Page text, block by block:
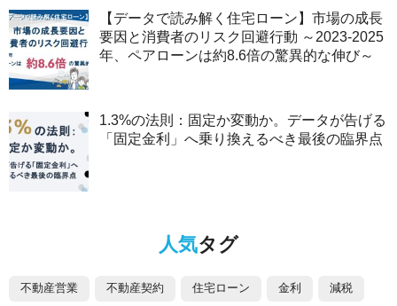
【データで読み解く住宅ローン】市場の成長
要因と消費者のリスク回避行動 ～2023-2025
年、ペアローンは約8.6倍の驚異的な伸び～
1.3%の法則：固定か変動か。データが告げる
「固定金利」へ乗り換えるべき最後の臨界点
人気タグ
不動産営業 不動産契約 住宅ローン 金利 減税